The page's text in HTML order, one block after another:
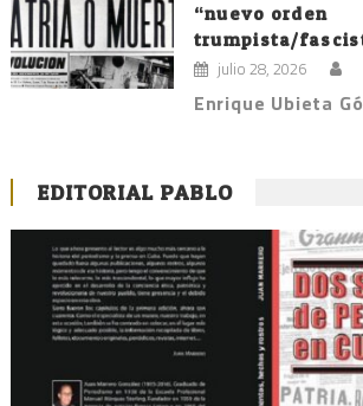
“nuevo orden
trumpista/
julio 28, 2026
Enrique Ubieta
EDITORIAL PABLO